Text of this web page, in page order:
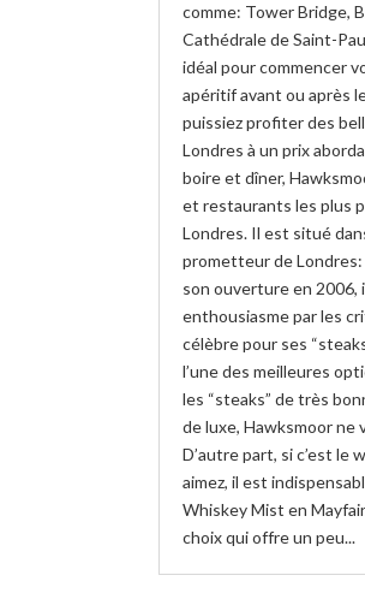
comme: Tower Bridge,
Cathédrale de Saint-
idéal pour commencer
apéritif avant ou après
puissiez profiter des
Londres à un prix
boire et dîner,
et restaurants les plus
Londres. Il est situé
prometteur de
son ouverture en 2006,
enthousiasme par les
célèbre pour ses
l’une des meilleures
les “steaks” de très
de luxe, Hawksmoor ne
D’autre part, si c’est le
aimez, il est
Whiskey Mist en
choix qui offre un peu...